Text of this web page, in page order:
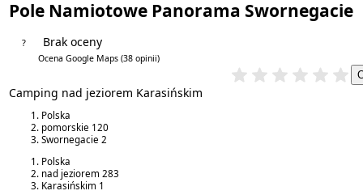
Pole Namiotowe Panorama Swornegacie
? Brak oceny
Ocena Google Maps(38 opinii)
Camping nad jeziorem Karasińskim
Polska
pomorskie 120
Swornegacie 2
Polska
nad jeziorem 283
Karasińskim 1